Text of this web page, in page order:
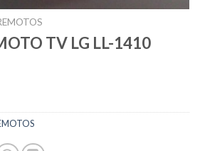
TV LG LL-1410